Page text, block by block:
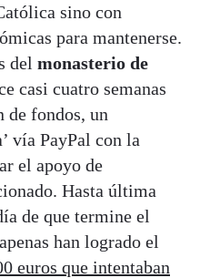
sino con
para mantenerse.
del monasterio de
casi cuatro semanas
de fondos, un
vía PayPal con la
el apoyo de
Hasta última
de que termine el
han logrado el
euros que intentaban